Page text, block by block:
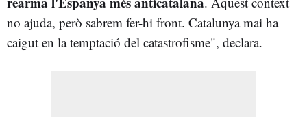
no ajuda, però sabrem fer-hi front. Catalunya mai ha
caigut en la temptació del catastrofisme", declara.